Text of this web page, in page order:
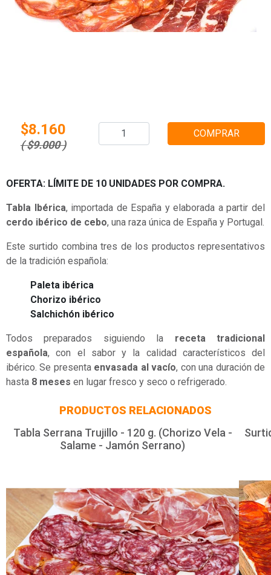
$8.160
( $9.000 )
COMPRAR
OFERTA: LÍMITE DE 10 UNIDADES POR COMPRA.
Tabla Ibérica, importada de España y elaborada a partir del
cerdo ibérico de cebo, una raza única de España y Portugal.
Este surtido combina tres de los productos representativos
de la tradición española:
Paleta ibérica
Chorizo ibérico
Salchichón ibérico
Todos preparados siguiendo la receta tradicional
española, con el sabor y la calidad característicos del
ibérico. Se presenta envasada al vacío, con una duración de
hasta 8 meses en lugar fresco y seco o refrigerado.
PRODUCTOS RELACIONADOS
Tabla Serrana Trujillo - 120 g. (Chorizo Vela -
Salame - Jamón Serrano)